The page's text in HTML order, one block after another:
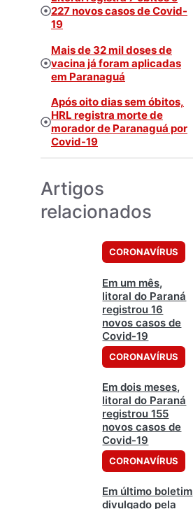
227 novos casos de Covid-
19
Mais de 32 mil doses de
vacina já foram aplicadas
em Paranaguá
Após oito dias sem óbitos,
HRL registra morte de
morador de Paranaguá por
Covid-19
Artigos
relacionados
CORONAVÍRUS
Em um mês,
litoral do Paraná
registrou 16
novos casos de
Covid-19
CORONAVÍRUS
Em dois meses,
litoral do Paraná
registrou 155
novos casos de
Covid-19
CORONAVÍRUS
Em último boletim
divulgado pela